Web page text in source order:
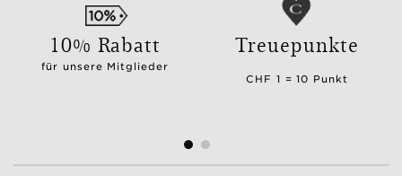
10% Rabatt
für unsere Mitglieder
Treuepunkte
CHF 1 = 10 Punkt